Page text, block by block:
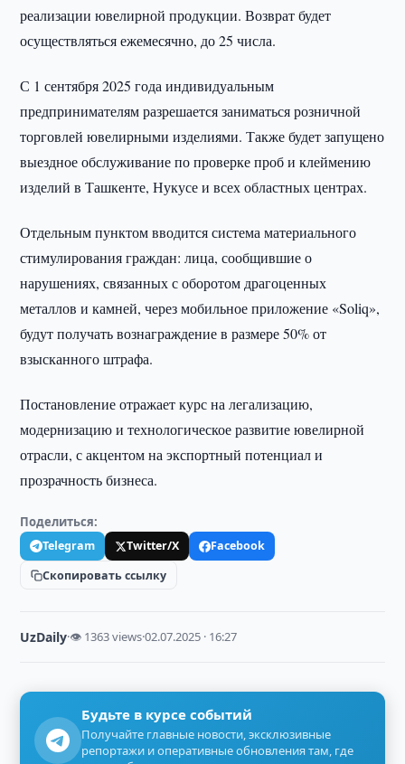
реализации ювелирной продукции. Возврат будет
осуществляться ежемесячно, до 25 числа.
С 1 сентября 2025 года индивидуальным
предпринимателям разрешается заниматься розничной
торговлей ювелирными изделиями. Также будет запущено
выездное обслуживание по проверке проб и клеймению
изделий в Ташкенте, Нукусе и всех областных центрах.
Отдельным пунктом вводится система материального
стимулирования граждан: лица, сообщившие о
нарушениях, связанных с оборотом драгоценных
металлов и камней, через мобильное приложение «Soliq»,
будут получать вознаграждение в размере 50% от
взысканного штрафа.
Постановление отражает курс на легализацию,
модернизацию и технологическое развитие ювелирной
отрасли, с акцентом на экспортный потенциал и
прозрачность бизнеса.
Поделиться:
Telegram Twitter/X
Facebook
Скопировать ссылку
UzDaily·👁 1363 views·02.07.2025 · 16:27
Будьте в курсе событий
Получайте главные новости, эксклюзивные
репортажи и оперативные обновления там, где